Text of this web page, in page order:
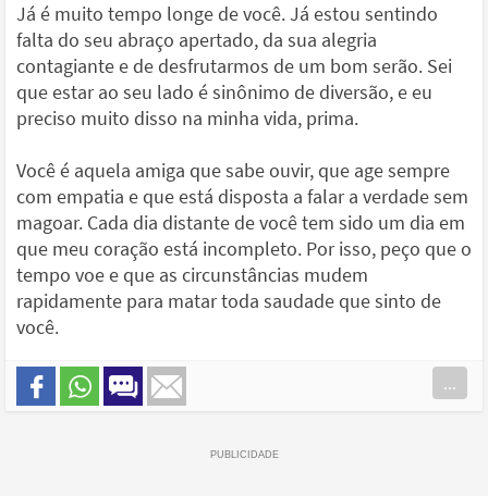
Já é muito tempo longe de você. Já estou sentindo
falta do seu abraço apertado, da sua alegria
contagiante e de desfrutarmos de um bom serão. Sei
que estar ao seu lado é sinônimo de diversão, e eu
preciso muito disso na minha vida, prima.
Você é aquela amiga que sabe ouvir, que age sempre
com empatia e que está disposta a falar a verdade sem
magoar. Cada dia distante de você tem sido um dia em
que meu coração está incompleto. Por isso, peço que o
tempo voe e que as circunstâncias mudem
rapidamente para matar toda saudade que sinto de
você.
...